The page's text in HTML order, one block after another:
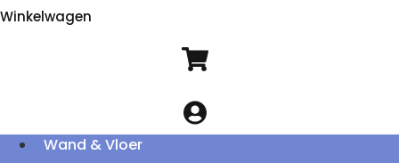
Winkelwagen
Wand & Vloer